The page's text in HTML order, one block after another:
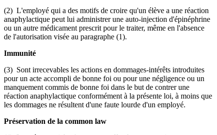
(2) L'employé qui a des motifs de croire qu'un élève a une réaction
anaphylactique peut lui administrer une auto-injection d'épinéphrine
ou un autre médicament prescrit pour le traiter, même en l'absence
de l'autorisation visée au paragraphe (1).
Immunité
(3) Sont irrecevables les actions en dommages-intérêts introduites
pour un acte accompli de bonne foi ou pour une négligence ou un
manquement commis de bonne foi dans le but de contrer une
réaction anaphylactique conformément à la présente loi, à moins que
les dommages ne résultent d'une faute lourde d'un employé.
Préservation de la common law